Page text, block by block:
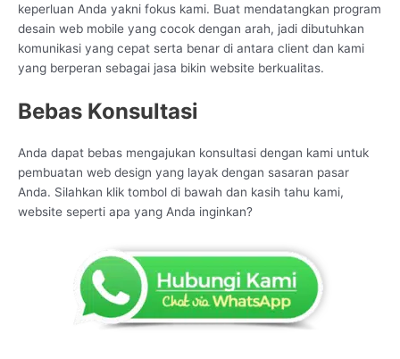
keperluan Anda yakni fokus kami. Buat mendatangkan program
desain web mobile yang cocok dengan arah, jadi dibutuhkan
komunikasi yang cepat serta benar di antara client dan kami
yang berperan sebagai jasa bikin website berkualitas.
Bebas Konsultasi
Anda dapat bebas mengajukan konsultasi dengan kami untuk
pembuatan web design yang layak dengan sasaran pasar
Anda. Silahkan klik tombol di bawah dan kasih tahu kami,
website seperti apa yang Anda inginkan?